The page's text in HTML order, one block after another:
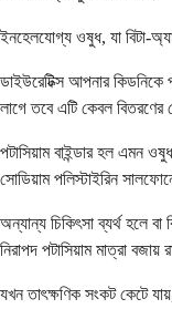
ইনহেলযোগ্য ওষুধ, যা বিটা-
ডাইউরেটিক্স আপনার
লাগে তবে এটি কেবল বিতরণের
পটাসিয়াম বাইন্ডার হল এমন
সোডিয়াম পলিস্টাইরিন
অন্যান্য চিকিৎসা ব্যর্থ হলে
নিরাপদ পটাসিয়াম মাত্রা
যখন তাৎক্ষণিক সংকট কেটে